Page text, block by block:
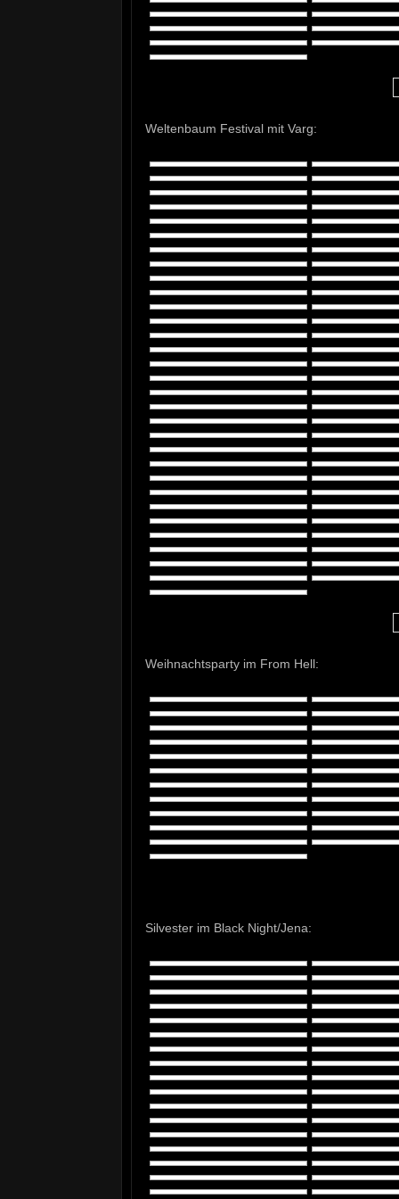
Weltenbaum Festival mit Varg:
Weihnachtsparty im From Hell:
Silvester im Black Night/Jena: